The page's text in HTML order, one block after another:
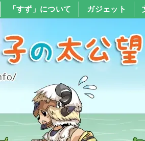
「すず」について ガジェット